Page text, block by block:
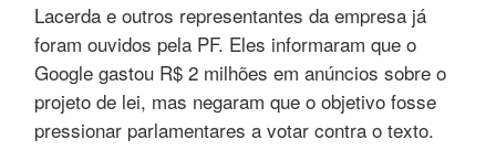
Lacerda e outros representantes da empresa já
foram ouvidos pela PF. Eles informaram que o
Google gastou R$ 2 milhões em anúncios sobre o
projeto de lei, mas negaram que o objetivo fosse
pressionar parlamentares a votar contra o texto.